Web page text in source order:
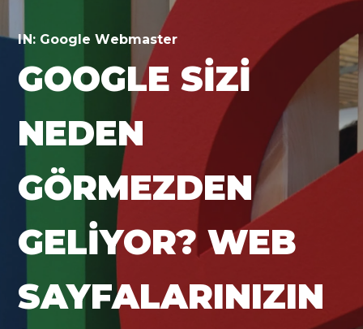
IN: Google Webmaster
GOOGLE SIZI
NEDEN
GÖRMEZDEN
GELIYOR? WEB
SAYFALARINIZIN